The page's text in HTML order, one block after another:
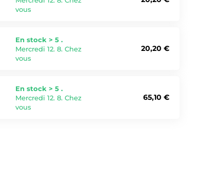
vous
En stock > 5 .
Mercredi 12. 8. Chez
vous
20,20 €
En stock > 5 .
Mercredi 12. 8. Chez
vous
65,10 €